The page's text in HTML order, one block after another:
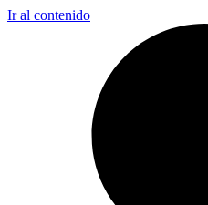
Ir al contenido